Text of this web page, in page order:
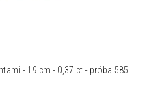
- 19 cm - 0,37 ct - próba 585